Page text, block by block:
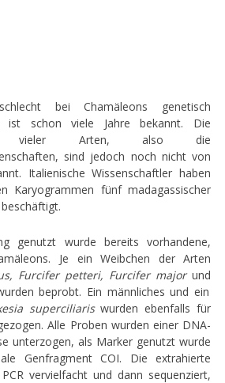
bei Chamäleons genetisch
ist schon viele Jahre bekannt. Die
vieler Arten, also die
sind jedoch noch nicht von
Italienische Wissenschaftler haben
Karyogrammen fünf madagassischer
genutzt wurde bereits vorhandene,
Je ein Weibchen der Arten
Furcifer petteri, Furcifer majorund
beprobt. Ein männliches und ein
superciliariswurden ebenfalls für
Alle Proben wurden einer DNA-
unterzogen, als Marker genutzt wurde
Genfragment COI. Die extrahierte
vervielfacht und dann sequenziert,